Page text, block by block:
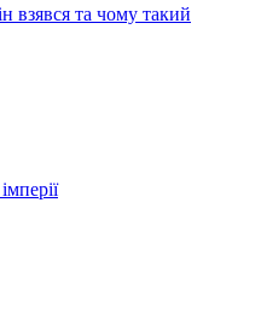
взявся та чому такий